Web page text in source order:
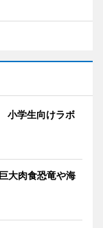
小学生向けラボ
大肉食恐竜や海